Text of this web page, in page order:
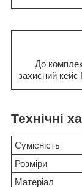
До
захисний кейс
Технічні
Сумісність
Розміри
Матеріал